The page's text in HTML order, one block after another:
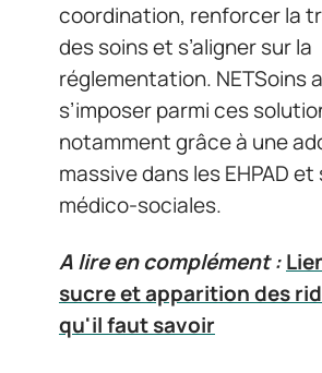
coordination, renforcer la
des soins et s’aligner sur la
réglementation. NETSoins
s’imposer parmi ces
notamment grâce à une
massive dans les EHPAD
médico-sociales.
A lire en complément :
sucre et apparition des
qu'il faut savoir